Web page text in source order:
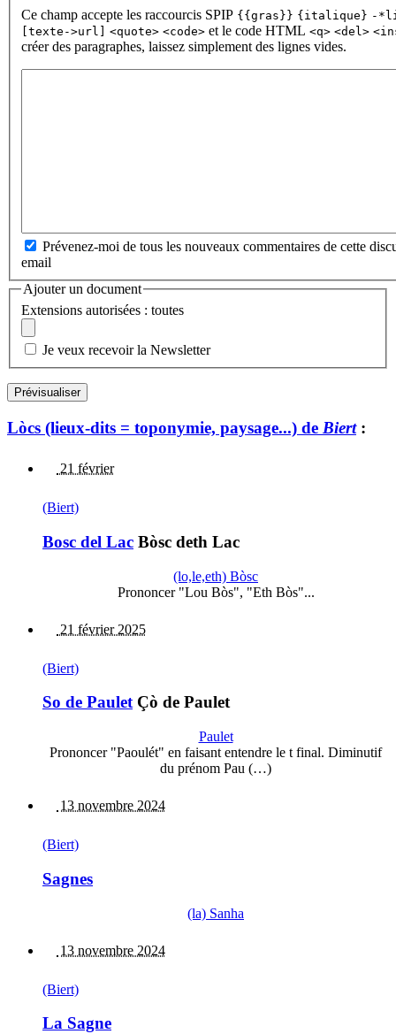
Ce champ accepte les raccourcis SPIP {{gras}} {italique} -
[texte->url]
<quote> <code> et le code HTML <q> <del>
créer des paragraphes, laissez simplement des lignes vides.
Prévenez-moi de tous les nouveaux commentaires de cette
email
Ajouter un document
Extensions autorisées : toutes
Je veux recevoir la Newsletter
Lòcs (lieux-dits = toponymie, paysage...) de Biert:
21 février
(Biert)
Bosc del Lac Bòsc deth Lac
(lo,le,eth) Bòsc
Prononcer "Lou Bòs", "Eth Bòs"...
21 février 2025
(Biert)
So de PauletÇò de Paulet
Paulet
Prononcer "Paoulét" en faisant entendre le t final. Diminutif
du prénom Pau (…)
13 novembre 2024
(Biert)
Sagnes
(la) Sanha
13 novembre 2024
(Biert)
La Sagne